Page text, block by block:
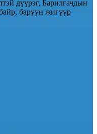
дүүрэг, Барилгачдын
баруун жигүүр